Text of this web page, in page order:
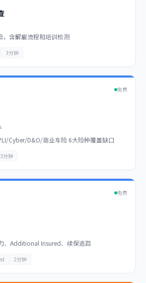
，含解雇流程和培训检测
3分钟
免费
Cyber/D&O/商业车险 6大险种覆盖缺口
3分钟
免费
、Additional Insured、续保追踪
2分钟